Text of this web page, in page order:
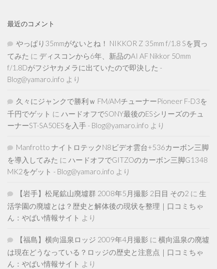
最近のコメント
やっぱり35mmがないとね！ NIKKOR Z 35mm f/1.8 Sを買っ
てみた に ディスコンから6年、新品のAI AF Nikkor 50mm
f/1.8Dがフジヤカメラに出ていたので即決した -
Blog@yamaro.info より
久々にジャンクで勝利ｗ FM/AMチューナーPioneer F-D3を
千円でゲット に ハードオフでSONY最後のESシリーズのチュ
ーナーST-SA50ESを入手 - Blog@yamaro.info より
Manfrotto ナイトロテックN8ビデオ雲台+536カーボン三脚
を導入してみた に ハードオフでGITZOのカーボン三脚G1348
MK2をゲット - Blog@yamaro.info より
【岩手】松尾鉱山廃墟群 2008年5月撮影 2日目 その2 に 生
活学園の廃墟とは？歴史と解体後の現状を整理｜口コミちゃ
ん：やばい情報サイト より
【福島】横向温泉ロッジ 2009年4月撮影 に 横向温泉の廃墟
は現在どうなっている？ロッジの歴史と注意点｜口コミちゃ
ん：やばい情報サイト より